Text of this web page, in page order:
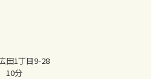
田1丁目9-28
10分